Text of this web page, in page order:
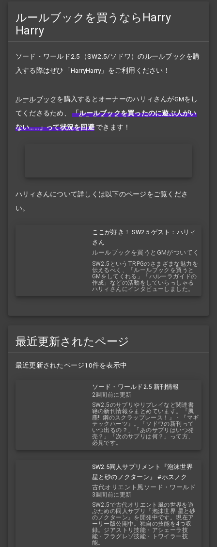
ルールブックを買うならHarry
Harry
ソード・ワールド2.5（SW2.5/ソドワ）のルールブックを購
入する際はぜひ「HarryHarry」をご利用ください！
ルールブックを購入するとオーナーのハリィさんがGMをし
てくださるため、
「ルールブックを買ったのに遊ぶ人がい
ない……」って状況を回避 できます！
ハリィさんについて詳しくは以下のページをご覧くださ
い。
ここが好き！ SW2.5 ゲスト：ハリィ
さん
ルールブックを買うとGMがついてく
る！？
SW2.5というTRPGのさまざまな魅力を
伝えるべく、「ルールブックを買うと
GMをしてくれる」「ハルーラガイドの
作成」などの活動をしていらっしゃる
ハリィさんにインタビューしました。
最近更新されたページ
最近更新されたページ10件を表示中
ソード・ワールド2.5 新刊情報
2週間前に更新
SW2.5のサプリやリプレイなど関連書
籍の新刊情報をまとめています。『風
塵!! 鋼のスクラップレース！』・『マギ
テックハーツ』。「ソドワの新刊って
いつ出るの？」「あのサプリはいつ発
売？」「次のサプリは何？」って方、
必見です。
SW2.5同人サプリメント『泡沫世界
星と砂のノクターン』 #ホスノク
古代オリエント風ソード・ワールド
2.5
3週間前に更新
SW2.5で古代オリエント風の世界を遊
ぶための同人サプリ『泡沫世界 星と砂
のノクターン』を開発中です。現在ア
ーリー版公開中。独自の技能を4つ収
録。ジアストリ技能・アシェーラ技
能・フラグレゾ技能・トワイラー技
能。